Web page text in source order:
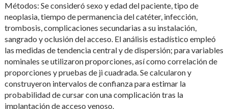
Métodos: Se consideró sexo y edad del paciente, tipo de
neoplasia, tiempo de permanencia del catéter, infección,
trombosis, complicaciones secundarias a su instalación,
sangrado y oclusión del acceso. El análisis estadístico empleó
las medidas de tendencia central y de dispersión; para variables
nominales se utilizaron proporciones, así como correlación de
proporciones y pruebas de ji cuadrada. Se calcularon y
construyeron intervalos de confianza para estimar la
probabilidad de cursar con una complicación tras la
implantación de acceso venoso.